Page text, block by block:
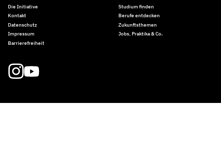
Die Initiative
Kontakt
Datenschutz
Impressum
Barrierefreiheit
Studium finden
Berufe entdecken
Zukunftsthemen
Jobs, Praktika & Co.